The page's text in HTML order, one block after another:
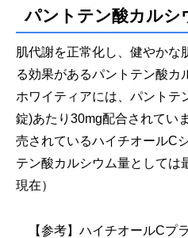
パントテン酸カルシ
肌代謝を正常化し、健やかな
る効果があるパントテン酸カ
ホワイティアには、パントテ
錠)あたり30mg配合されてい
売されているハイチオールC
テン酸カルシウム量としては
現在）
【参考】ハイチオールCプ